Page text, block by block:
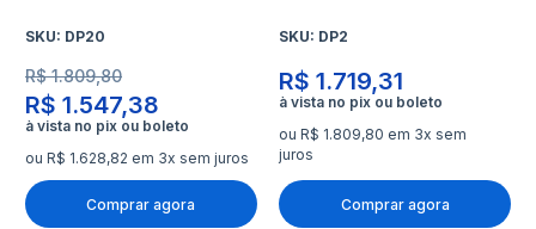
SKU: DP20
R$ 1.547,38
R$ 1.809,80
ou R$ 1.628,82 em 3x sem juros
Comprar agora
SKU: DP2
R$ 1.719,31
ou R$ 1.809,80 em 3x sem
juros
Comprar agora